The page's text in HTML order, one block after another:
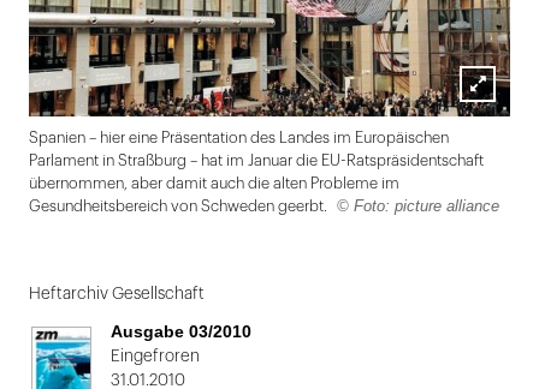
Lightbox
Spanien – hier eine Präsentation des Landes im Europäischen
Parlament in Straßburg – hat im Januar die EU-Ratspräsidentschaft
übernommen, aber damit auch die alten Probleme im
Gesundheitsbereich von Schweden geerbt.
© Foto: picture alliance
1
von
2
Heftarchiv Gesellschaft
Ausgabe 03/2010
Eingefroren
31.01.2010